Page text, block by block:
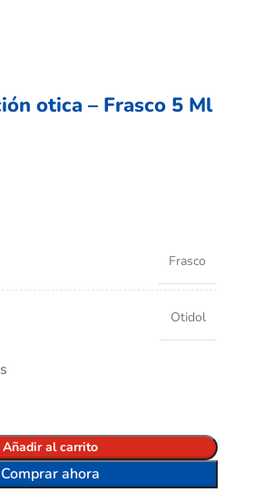
otica – Frasco 5 Ml
Frasco
Otidol
Añadir al carrito
Comprar ahora